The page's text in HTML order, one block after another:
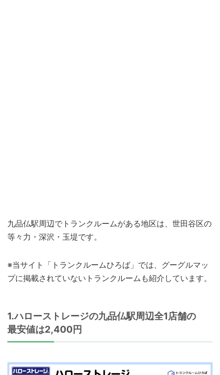
九品仏駅周辺でトランクルームがある地区は、世田谷区の
等々力・深沢・玉堤です。
※当サイト「トランクルームひろば」では、グーグルマッ
プに掲載されていないトランクルームも紹介しています。
1.ハローストレージの九品仏駅周辺全1店舗の
最安値は2,400円